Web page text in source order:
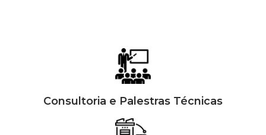
Consultoria e Palestras Técnicas